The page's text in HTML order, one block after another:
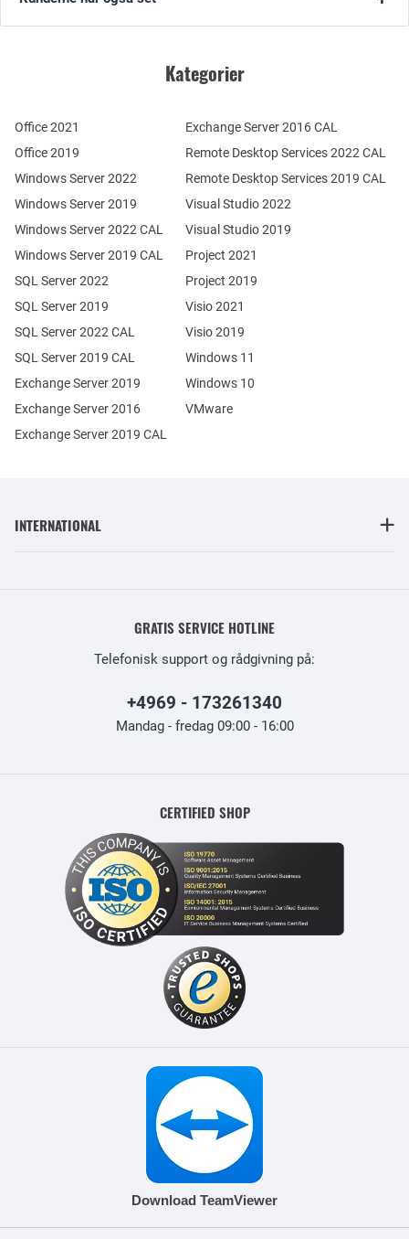
Kategorier
Office 2021
Office 2019
Windows Server 2022
Windows Server 2019
Exchange Server 2019
Exchange Server 2016
SQL Server 2022
SQL Server 2019
Windows Server 2022 CAL
Windows Server 2019 CAL
SQL Server 2022 CAL
SQL Server 2019 CAL
Remote Desktop Services 2022 CAL
Remote Desktop Services 2019 CAL
Exchange Server 2019 CAL
Exchange Server 2016 CAL
Visual Studio 2022
Visual Studio 2019
Project 2021
Project 2019
Visio 2021
Visio 2019
Windows 11
Windows 10
VMware
INTERNATIONAL
GRATIS SERVICE HOTLINE
Telefonisk support og rådgivning på:
+4969 - 173261340
Mandag - fredag 09:00 - 16:00
CERTIFIED SHOP
Download TeamViewer